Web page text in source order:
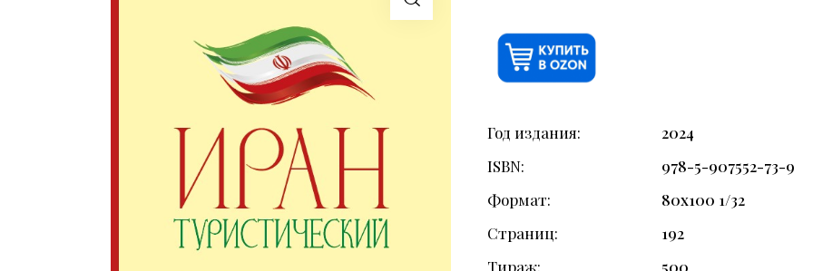
Год издания
2024
ISBN
978-5-907552-73-9
Формат
80х100 1/32
Страниц
192
Тираж
500